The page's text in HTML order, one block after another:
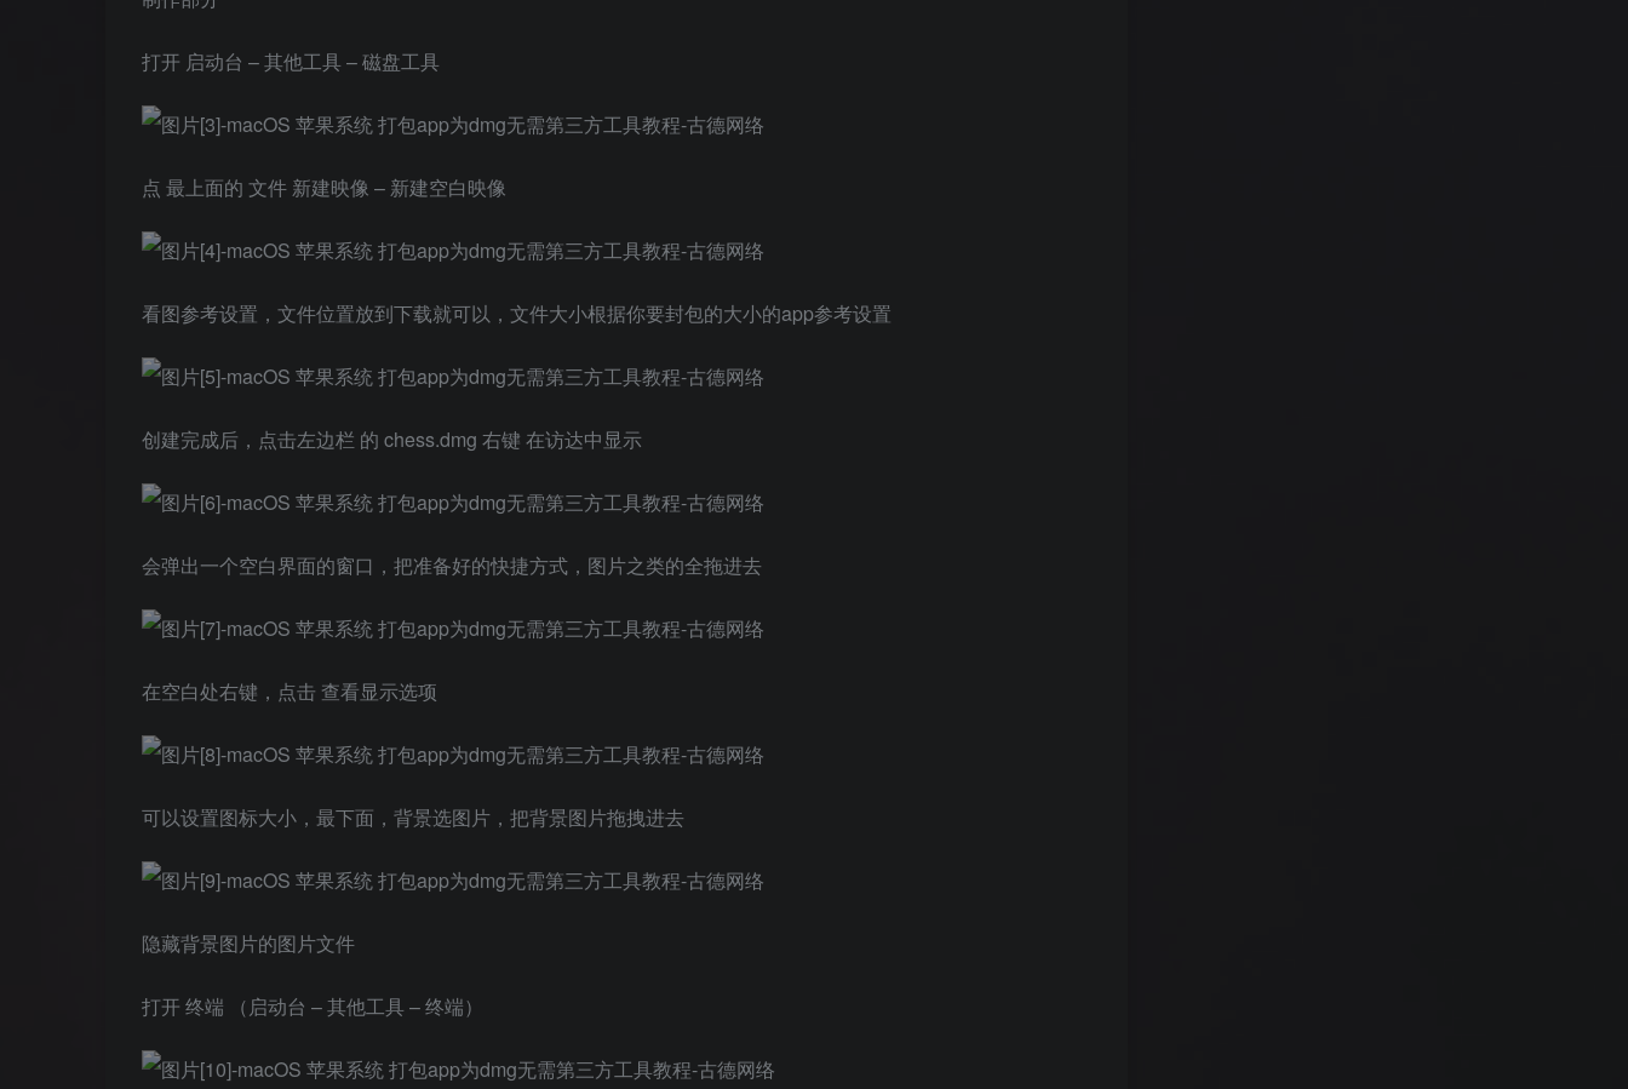
打开 启动台 – 其他工具 – 磁盘工具
点 最上面的 文件 新建映像 – 新建空白映像
看图参考设置，文件位置放到下载就可以，文件大小根据你要封包的大小的app参考设置
创建完成后，点击左边栏 的 chess.dmg 右键 在访达中显示
会弹出一个空白界面的窗口，把准备好的快捷方式，图片之类的全拖进去
在空白处右键，点击 查看显示选项
可以设置图标大小，最下面，背景选图片，把背景图片拖拽进去
隐藏背景图片的图片文件
打开 终端 （启动台 – 其他工具 – 终端）